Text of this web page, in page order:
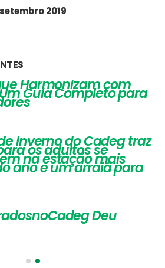
setembro 2019
Harmonizam com
Guia Completo para
Inverno do Cadeg traz
os adultos se
na estação mais
ano e um arraiá para
Deu